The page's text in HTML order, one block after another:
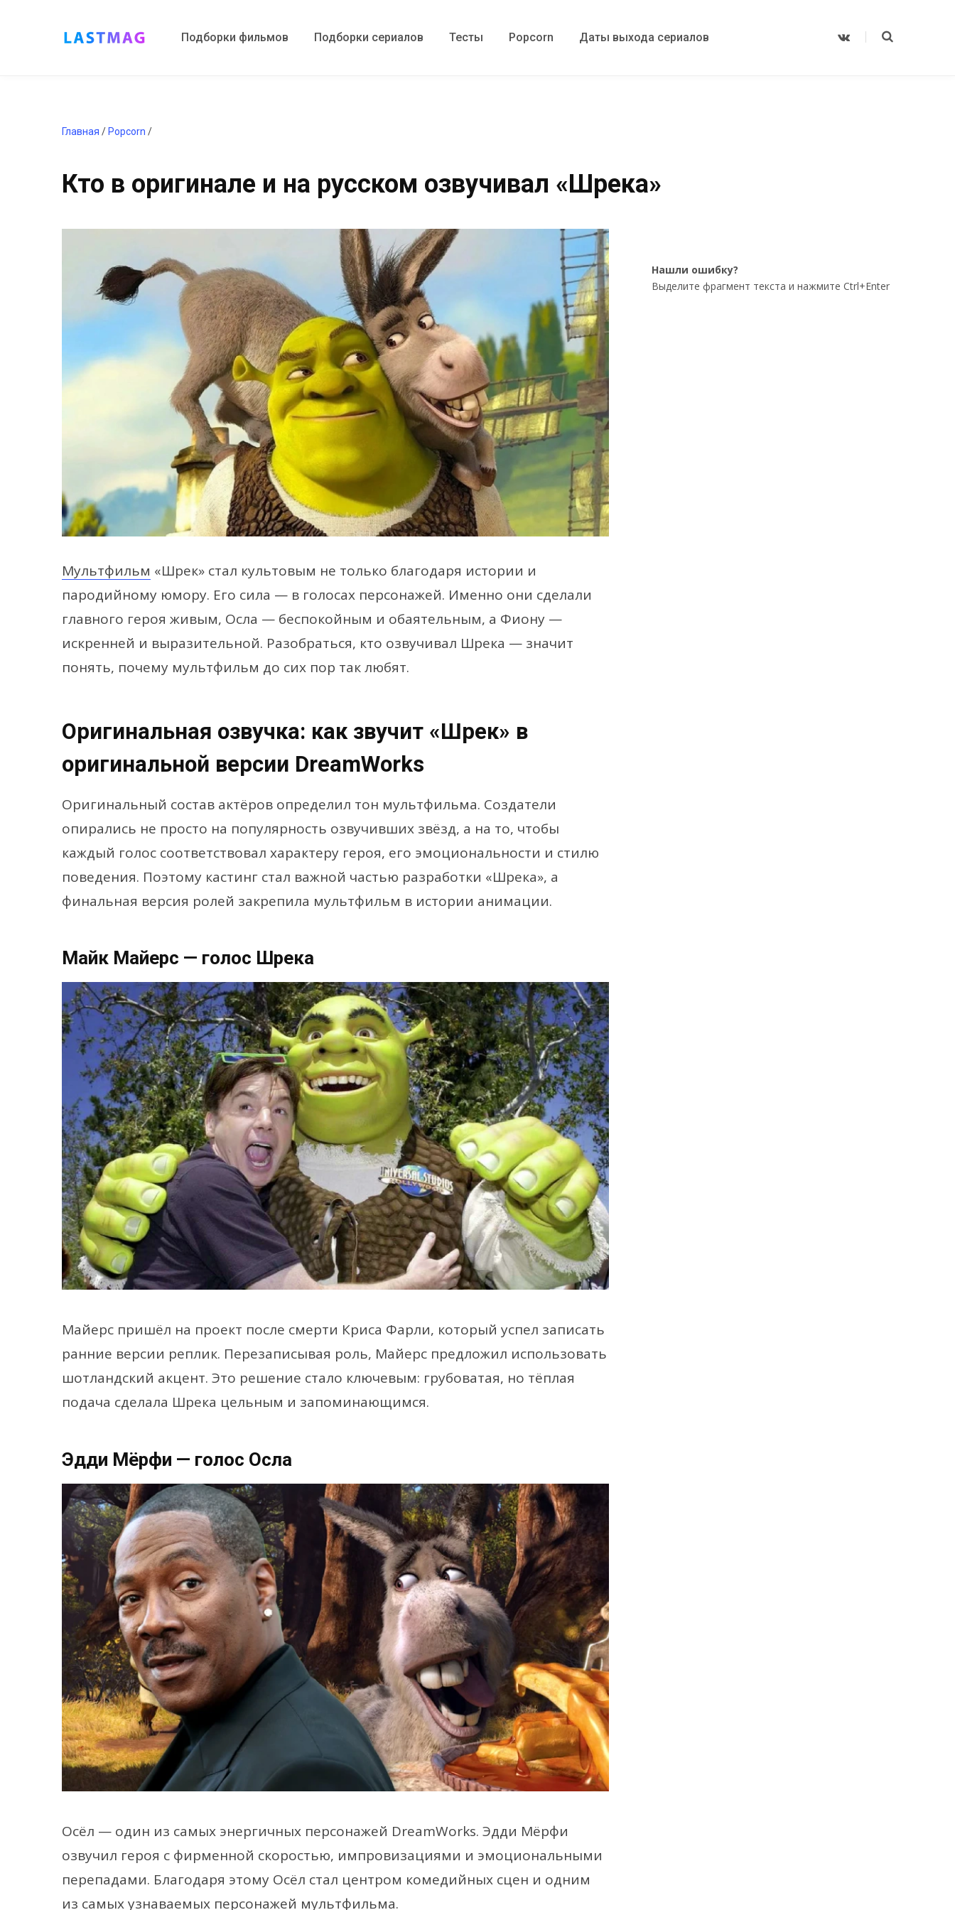
Подборки фильмов Подборки сериалов Тесты Popcorn Даты выхода сериалов
V
Главная / Popcorn /
Кто в оригинале и на русском озвучивал «Шрека»
Мультфильм «Шрек» стал культовым не только благодаря истории и
пародийному юмору. Его сила — в голосах персонажей. Именно они сделали
главного героя живым, Осла — беспокойным и обаятельным, а Фиону —
искренней и выразительной. Разобраться, кто озвучивал Шрека — значит
понять, почему мультфильм до сих пор так любят.
Оригинальная озвучка: как звучит «Шрек» в
оригинальной версии DreamWorks
Оригинальный состав актёров определил тон мультфильма. Создатели
опирались не просто на популярность озвучивших звёзд, а на то, чтобы
каждый голос соответствовал характеру героя, его эмоциональности и стилю
поведения. Поэтому кастинг стал важной частью разработки «Шрека», а
финальная версия ролей закрепила мультфильм в истории анимации.
Майк Майерс — голос Шрека
Майерс пришёл на проект после смерти Криса Фарли, который успел записать
ранние версии реплик. Перезаписывая роль, Майерс предложил использовать
шотландский акцент. Это решение стало ключевым: грубоватая, но тёплая
подача сделала Шрека цельным и запоминающимся.
Эдди Мёрфи — голос Осла
Осёл — один из самых энергичных персонажей DreamWorks. Эдди Мёрфи
озвучил героя с фирменной скоростью, импровизациями и эмоциональными
перепадами. Благодаря этому Осёл стал центром комедийных сцен и одним
из самых узнаваемых персонажей мультфильма.
Нашли ошибку?
Выделите фрагмент текста и нажмите Ctrl+Enter